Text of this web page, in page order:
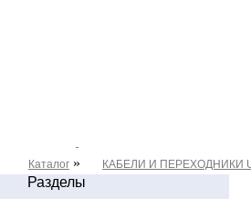
Каталог » КАБЕЛИ И ПЕРЕХОДНИКИ
Разделы